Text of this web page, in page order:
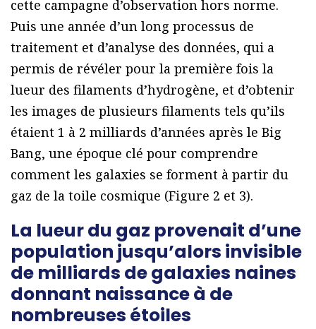
cette campagne d’observation hors norme.
Puis une année d’un long processus de
traitement et d’analyse des données, qui a
permis de révéler pour la première fois la
lueur des filaments d’hydrogène, et d’obtenir
les images de plusieurs filaments tels qu’ils
étaient 1 à 2 milliards d’années après le Big
Bang, une époque clé pour comprendre
comment les galaxies se forment à partir du
gaz de la toile cosmique (Figure 2 et 3).
La lueur du gaz provenait d’une
population jusqu’alors invisible
de milliards de galaxies naines
donnant naissance à de
nombreuses étoiles